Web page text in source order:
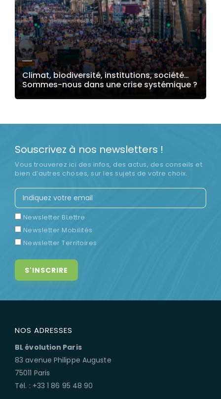
Climat, biodiversité, institutions, société…
Sommes-nous dans une crise systémique ?
Souscrivez à nos newsletters !
Vous trouverez ici des infos, des actus, des conseils et
bien d’autres choses, sur les sujets de votre choix.
Newsletter BLettre
Newsletter Mobilités
Newsletter Territoires
NOS ADRESSES
BL évolution Paris
83 avenue Philippe Auguste
75011 Paris
Tél. : +33 1 86 95 48 90